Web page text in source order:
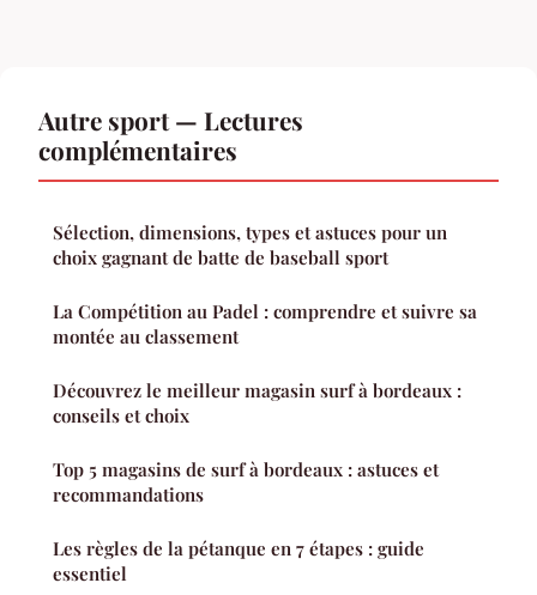
Autre sport — Lectures
complémentaires
Sélection, dimensions, types et astuces pour un
choix gagnant de batte de baseball sport
La Compétition au Padel : comprendre et suivre sa
montée au classement
Découvrez le meilleur magasin surf à bordeaux :
conseils et choix
Top 5 magasins de surf à bordeaux : astuces et
recommandations
Les règles de la pétanque en 7 étapes : guide
essentiel